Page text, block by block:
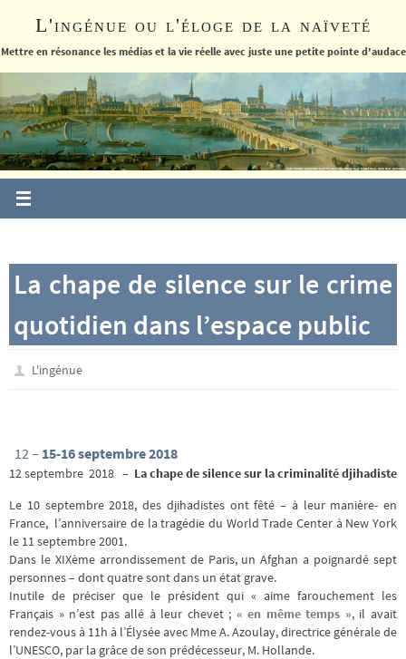
le
L'ingénue ou l'éloge de la naïveté
Mettre en résonance les médias et la vie réelle avec juste une petite pointe d'audace
La chape de silence sur le crime
quotidien dans l’espace public
L'ingénue
12 – 15-16 septembre 2018
12 septembre 2018 – La chape de silence sur la criminalité djihadiste
Le 10 septembre 2018, des djihadistes ont fêté – à leur manière- en
France, l’anniversaire de la tragédie du World Trade Center à New York
le 11 septembre 2001.
Dans le XIXème arrondissement de Paris, un Afghan a poignardé sept
personnes – dont quatre sont dans un état grave.
Inutile de préciser que le président qui « aime farouchement les
Français » n’est pas allé à leur chevet ; « en même temps », il avait
rendez-vous à 11h à l’Élysée avec Mme A. Azoulay, directrice générale de
l’UNESCO, par la grâce de son prédécesseur, M. Hollande.